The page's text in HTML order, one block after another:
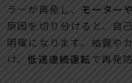
ラーが再発し、 モーター
原因を切り分けると、自
明確になります。結露や
け、低速連続運転 で再発